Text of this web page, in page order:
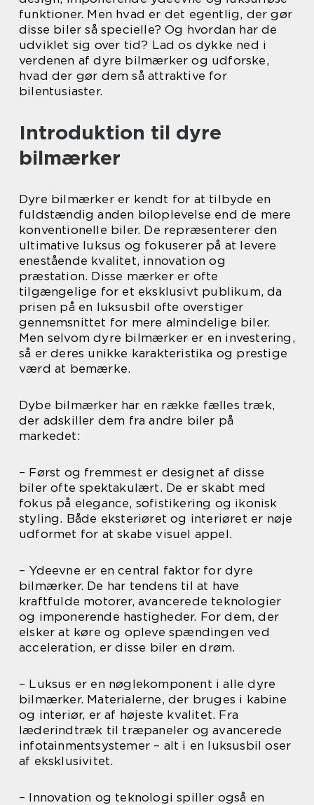
funktioner. Men hvad er det egentlig, der gør
disse biler så specielle? Og hvordan har de
udviklet sig over tid? Lad os dykke ned i
verdenen af dyre bilmærker og udforske,
hvad der gør dem så attraktive for
bilentusiaster.
Introduktion til dyre
bilmærker
Dyre bilmærker er kendt for at tilbyde en
fuldstændig anden biloplevelse end de mere
konventionelle biler. De repræsenterer den
ultimative luksus og fokuserer på at levere
enestående kvalitet, innovation og
præstation. Disse mærker er ofte
tilgængelige for et eksklusivt publikum, da
prisen på en luksusbil ofte overstiger
gennemsnittet for mere almindelige biler.
Men selvom dyre bilmærker er en investering,
så er deres unikke karakteristika og prestige
værd at bemærke.
Dybe bilmærker har en række fælles træk,
der adskiller dem fra andre biler på
markedet:
– Først og fremmest er designet af disse
biler ofte spektakulært. De er skabt med
fokus på elegance, sofistikering og ikonisk
styling. Både eksteriøret og interiøret er nøje
udformet for at skabe visuel appel.
– Ydeevne er en central faktor for dyre
bilmærker. De har tendens til at have
kraftfulde motorer, avancerede teknologier
og imponerende hastigheder. For dem, der
elsker at køre og opleve spændingen ved
acceleration, er disse biler en drøm.
– Luksus er en nøglekomponent i alle dyre
bilmærker. Materialerne, der bruges i kabine
og interiør, er af højeste kvalitet. Fra
læderindtræk til træpaneler og avancerede
infotainmentsystemer – alt i en luksusbil oser
af eksklusivitet.
– Innovation og teknologi spiller også en